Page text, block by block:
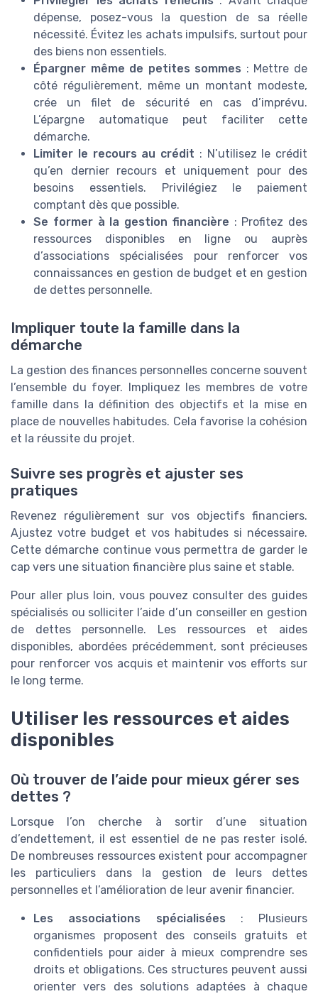
dépense, posez-vous la question de sa réelle
nécessité. Évitez les achats impulsifs, surtout pour
des biens non essentiels.
Épargner même de petites sommes : Mettre de
côté régulièrement, même un montant modeste,
crée un filet de sécurité en cas d’imprévu.
L’épargne automatique peut faciliter cette
démarche.
Limiter le recours au crédit : N’utilisez le crédit
qu’en dernier recours et uniquement pour des
besoins essentiels. Privilégiez le paiement
comptant dès que possible.
Se former à la gestion financière : Profitez des
ressources disponibles en ligne ou auprès
d’associations spécialisées pour renforcer vos
connaissances en gestion de budget et en gestion
de dettes personnelle.
Impliquer toute la famille dans la
démarche
La gestion des finances personnelles concerne souvent
l’ensemble du foyer. Impliquez les membres de votre
famille dans la définition des objectifs et la mise en
place de nouvelles habitudes. Cela favorise la cohésion
et la réussite du projet.
Suivre ses progrès et ajuster ses
pratiques
Revenez régulièrement sur vos objectifs financiers.
Ajustez votre budget et vos habitudes si nécessaire.
Cette démarche continue vous permettra de garder le
cap vers une situation financière plus saine et stable.
Pour aller plus loin, vous pouvez consulter des guides
spécialisés ou solliciter l’aide d’un conseiller en gestion
de dettes personnelle. Les ressources et aides
disponibles, abordées précédemment, sont précieuses
pour renforcer vos acquis et maintenir vos efforts sur
le long terme.
Utiliser les ressources et aides
disponibles
Où trouver de l’aide pour mieux gérer ses
dettes ?
Lorsque l’on cherche à sortir d’une situation
d’endettement, il est essentiel de ne pas rester isolé.
De nombreuses ressources existent pour accompagner
les particuliers dans la gestion de leurs dettes
personnelles et l’amélioration de leur avenir financier.
Les associations spécialisées : Plusieurs
organismes proposent des conseils gratuits et
confidentiels pour aider à mieux comprendre ses
droits et obligations. Ces structures peuvent aussi
orienter vers des solutions adaptées à chaque